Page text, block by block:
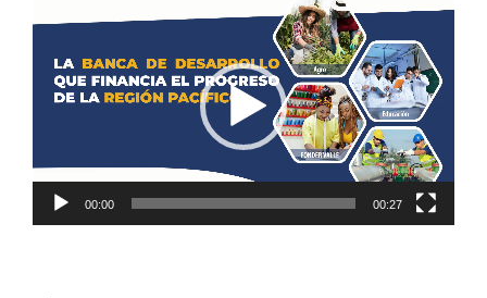
de
00:00 00:27